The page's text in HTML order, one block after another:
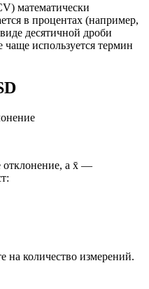
математически
в процентах (например,
десятичной дроби
используется термин
отклонение, а x̄ —
на количество измерений.